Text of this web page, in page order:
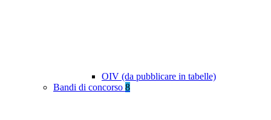
OIV (da pubblicare in tabelle)
Bandi di concorso 8